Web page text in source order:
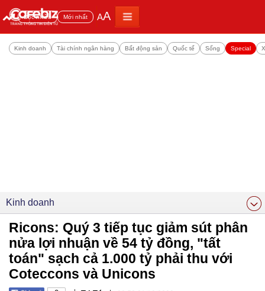
Đọc nhiều Mới nhất AA
Kinh doanh Tài chính ngân hàng Bất động sản Quốc tế Sống Special
Kinh doanh
Ricons: Quý 3 tiếp tục giảm sút phân
nửa lợi nhuận về 54 tỷ đồng, "tất
toán" sạch cả 1.000 tỷ phải thu với
Coteccons và Unicons